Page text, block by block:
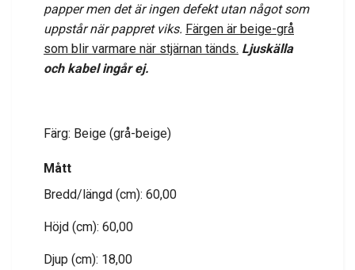
papper men det är ingen defekt utan något som
uppstår när pappret viks. Färgen är beige-grå
som blir varmare när stjärnan tänds. Ljuskälla
och kabel ingår ej.
Färg: Beige (grå-beige)
Mått
Bredd/längd (cm): 60,00
Höjd (cm): 60,00
Djup (cm): 18,00